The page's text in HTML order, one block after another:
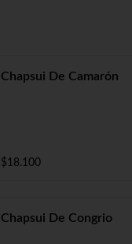
Chapsui De Camarón
$18.100
Chapsui De Congrio